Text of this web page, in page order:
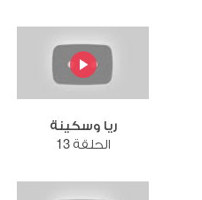
ريا وسكينة
الحلقة 13